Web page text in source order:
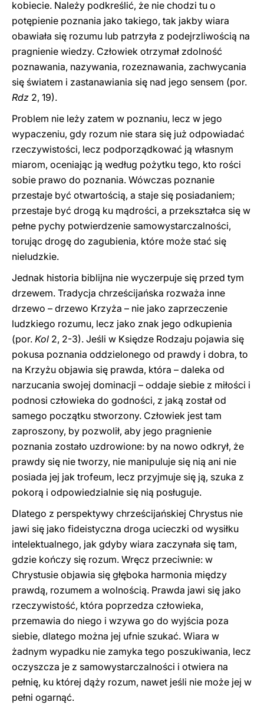
kobiecie. Należy podkreślić, że nie chodzi tu o
potępienie poznania jako takiego, tak jakby wiara
obawiała się rozumu lub patrzyła z podejrzliwością na
pragnienie wiedzy. Człowiek otrzymał zdolność
poznawania, nazywania, rozeznawania, zachwycania
się światem i zastanawiania się nad jego sensem (por.
Rdz 2, 19).
Problem nie leży zatem w poznaniu, lecz w jego
wypaczeniu, gdy rozum nie stara się już odpowiadać
rzeczywistości, lecz podporządkować ją własnym
miarom, oceniając ją według pożytku tego, kto rości
sobie prawo do poznania. Wówczas poznanie
przestaje być otwartością, a staje się posiadaniem;
przestaje być drogą ku mądrości, a przekształca się w
pełne pychy potwierdzenie samowystarczalności,
torując drogę do zagubienia, które może stać się
nieludzkie.
Jednak historia biblijna nie wyczerpuje się przed tym
drzewem. Tradycja chrześcijańska rozważa inne
drzewo – drzewo Krzyża – nie jako zaprzeczenie
ludzkiego rozumu, lecz jako znak jego odkupienia
(por. Kol 2, 2-3). Jeśli w Księdze Rodzaju pojawia się
pokusa poznania oddzielonego od prawdy i dobra, to
na Krzyżu objawia się prawda, która – daleka od
narzucania swojej dominacji – oddaje siebie z miłości i
podnosi człowieka do godności, z jaką został od
samego początku stworzony. Człowiek jest tam
zaproszony, by pozwolił, aby jego pragnienie
poznania zostało uzdrowione: by na nowo odkrył, że
prawdy się nie tworzy, nie manipuluje się nią ani nie
posiada jej jak trofeum, lecz przyjmuje się ją, szuka z
pokorą i odpowiedzialnie się nią posługuje.
Dlatego z perspektywy chrześcijańskiej Chrystus nie
jawi się jako fideistyczna droga ucieczki od wysiłku
intelektualnego, jak gdyby wiara zaczynała się tam,
gdzie kończy się rozum. Wręcz przeciwnie: w
Chrystusie objawia się głęboka harmonia między
prawdą, rozumem a wolnością. Prawda jawi się jako
rzeczywistość, która poprzedza człowieka,
przemawia do niego i wzywa go do wyjścia poza
siebie, dlatego można jej ufnie szukać. Wiara w
żadnym wypadku nie zamyka tego poszukiwania, lecz
oczyszcza je z samowystarczalności i otwiera na
pełnię, ku której dąży rozum, nawet jeśli nie może jej w
pełni ogarnąć.